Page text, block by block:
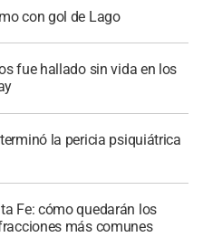
con gol de Lago
fue hallado sin vida en los
la pericia psiquiátrica
Fe: cómo quedarán los
más comunes